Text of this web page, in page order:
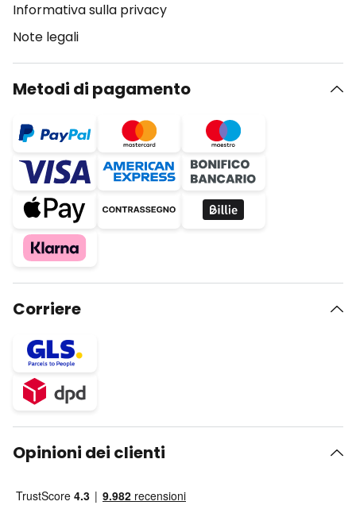
Informativa sulla privacy
Note legali
Metodi di pagamento
Corriere
Opinioni dei clienti